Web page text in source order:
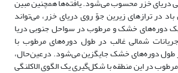
دریای خزر محسوب می‌‌‌شود. یافته‌‌ها همچنین مبین
در ترازهای زیرین جوّ روی دریای خزر، می‌‌تواند
دوره‌‌های خشک و مرطوب در سواحل جنوبی دریا
شمالی غالب در طول دوره‌‌های مرطوب با
طول دوره‌‌های خشک جایگزین می‌‌‌شود. درعین‌حال،
در این منطقه با شکل‌گیری یک الگوی الاکلنگی